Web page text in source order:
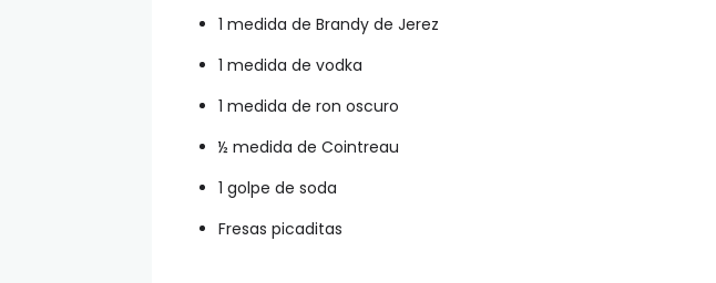
1 medida de Brandy de Jerez
1 medida de vodka
1 medida de ron oscuro
½ medida de Cointreau
1 golpe de soda
Fresas picaditas